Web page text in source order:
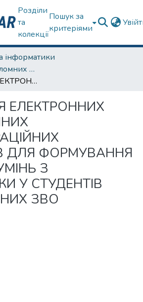
Розділи
та
колекції
Пошук за
критеріями
інформатики
Анотації до дипломних робіт
СТВОРЕННЯ ЕЛЕКТРОННИХ ДИДАКТИЧНИХ ДЕМОНСТРАЦІЙНИХ МАТЕРІАЛІВ ДЛЯ ФОРМУВАННЯ ЗНАНЬ ТА УМІНЬ З МАТЕМАТИКИ У СТУДЕНТІВ ПЕДАГОГІЧНИХ ЗВО
ЕЛЕКТРОННИХ
ДЛЯ ФОРМУВАННЯ
З
У СТУДЕНТІВ
ЗВО